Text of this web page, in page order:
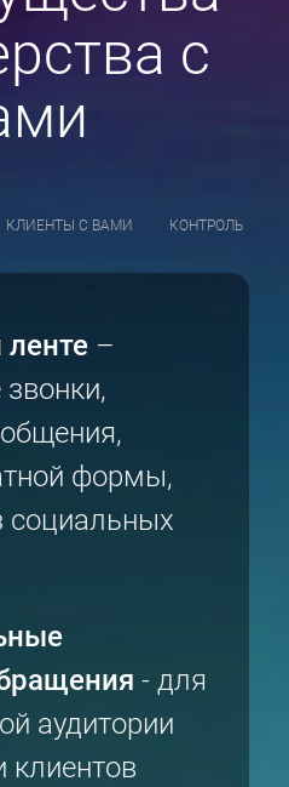
с
КЛИЕНТЫ С ВАМИ КОНТРОЛЬ
–
формы,
социальных
- для
аудитории
клиентов